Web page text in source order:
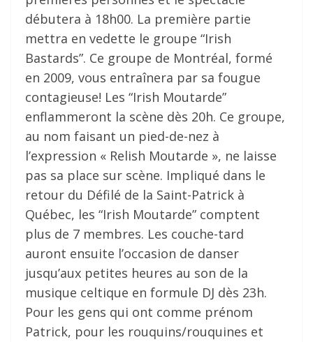
débutera à 18h00. La première partie
mettra en vedette le groupe “Irish
Bastards”. Ce groupe de Montréal, formé
en 2009, vous entraînera par sa fougue
contagieuse! Les “Irish Moutarde”
enflammeront la scène dès 20h. Ce groupe,
au nom faisant un pied-de-nez à
l’expression « Relish Moutarde », ne laisse
pas sa place sur scène. Impliqué dans le
retour du Défilé de la Saint-Patrick à
Québec, les “Irish Moutarde” comptent
plus de 7 membres. Les couche-tard
auront ensuite l’occasion de danser
jusqu’aux petites heures au son de la
musique celtique en formule DJ dès 23h.
Pour les gens qui ont comme prénom
Patrick, pour les rouquins/rouquines et